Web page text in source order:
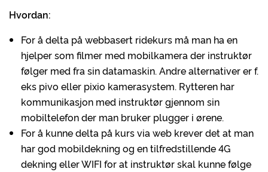
Hvordan:
For å delta på webbasert ridekurs må man ha en
hjelper som filmer med mobilkamera der instruktør
følger med fra sin datamaskin. Andre alternativer er f.
eks pivo eller pixio kamerasystem. Rytteren har
kommunikasjon med instruktør gjennom sin
mobiltelefon der man bruker plugger i ørene.
For å kunne delta på kurs via web krever det at man
har god mobildekning og en tilfredstillende 4G
dekning eller WIFI for at instruktør skal kunne følge